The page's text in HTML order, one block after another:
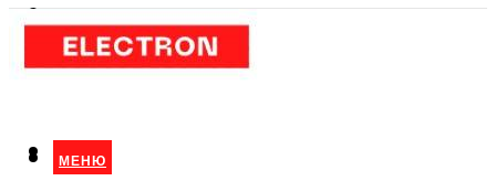
КЛИМАТИЧЕСКАЯ
МЕНЮ
МЕНЮ